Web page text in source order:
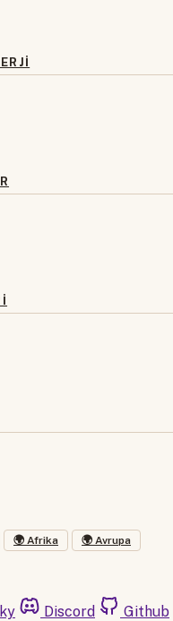
🌍 Afrika 🌍 Avrupa
Discord Github